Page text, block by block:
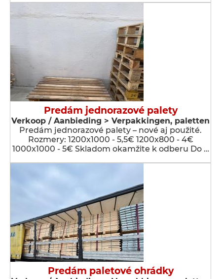
Predám jednorazové palety
Verkoop / Aanbieding > Verpakkingen, paletten
Predám jednorazové palety – nové aj použité.
Rozmery: 1200x1000 - 5,5€ 1200x800 - 4€
1000x1000 - 5€ Skladom okamžite k odberu Do …
Predám paletové ohrádky